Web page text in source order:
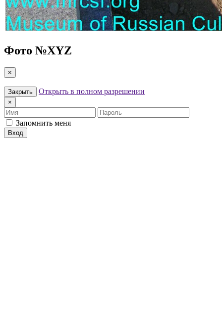
Фото №XYZ
×
Закрыть Открыть в полном разрешении
×
Имя
Пароль
Запомнить меня
Вход